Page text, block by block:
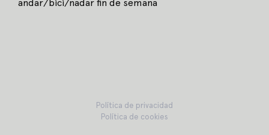
andar/bici/nadar fin de semana
Política de privacidad
Política de cookies